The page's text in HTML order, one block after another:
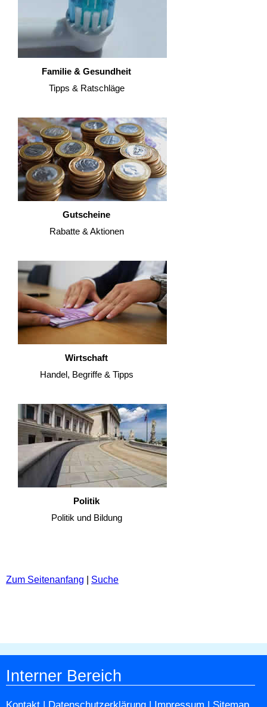
Familie & Gesundheit
Tipps & Ratschläge
Gutscheine
Rabatte & Aktionen
Wirtschaft
Handel, Begriffe & Tipps
Politik
Politik und Bildung
Zum Seitenanfang Suche
Interner Bereich